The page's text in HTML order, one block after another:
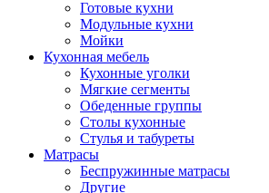
Готовые кухни
Модульные кухни
Мойки
Кухонная мебель
Кухонные уголки
Мягкие сегменты
Обеденные группы
Столы кухонные
Стулья и табуреты
Матрасы
Беспружинные матрасы
Другие